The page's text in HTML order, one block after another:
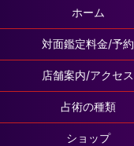
ホーム
対面鑑定料金/予約
店舗案内/アクセス
占術の種類
ショップ